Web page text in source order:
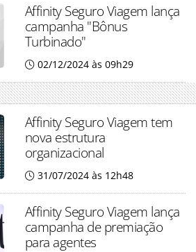
Affinity Seguro Viagem lança
campanha "Bônus
Turbinado"
02/12/2024 às 09h29
Affinity Seguro Viagem tem
nova estrutura
organizacional
31/07/2024 às 12h48
Affinity Seguro Viagem lança
campanha de premiação
para agentes